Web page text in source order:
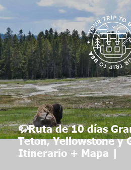
Saltar al contenido principal
Saltar al pie de página
🦬Ruta de 10 días
Teton, Yellowstone y
Itinerario + Mapa |